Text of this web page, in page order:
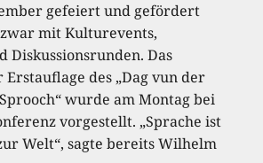
gefeiert und gefördert
mit Kulturevents,
Diskussionsrunden. Das
des „Dag vun der
wurde am Montag bei
vorgestellt. „Sprache ist
Welt“, sagte bereits Wilhelm